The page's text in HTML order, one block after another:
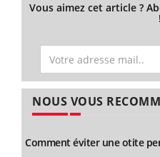
Vous aimez cet article ?
!
NOUS VOUS
Comment éviter une otite